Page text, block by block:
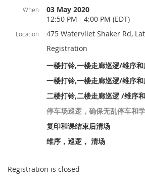
When
03 May 2020
12:50 PM - 4:00 PM (EDT)
Location
475 Watervliet Shaker Rd,
Registration
一楼打铃,一楼走廊巡逻/维序
一楼打铃,一楼走廊巡逻/维序
二楼打铃,二楼走廊巡逻 /维序
停车场巡逻，确保无乱停车和
复印和课结束后清场
维序，巡逻， 清场
Registration is closed